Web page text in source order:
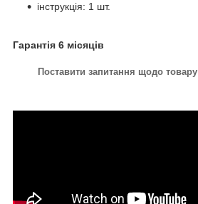
інструкція: 1 шт.
Гарантія 6 місяців
Поставити запитання щодо товару